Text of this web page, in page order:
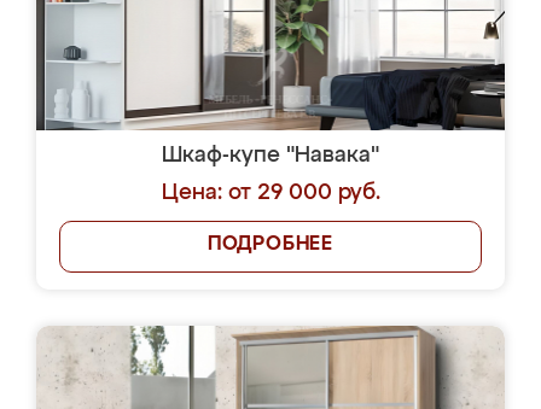
Шкаф-купе "Навака"
Цена: от 29 000 руб.
ПОДРОБНЕЕ